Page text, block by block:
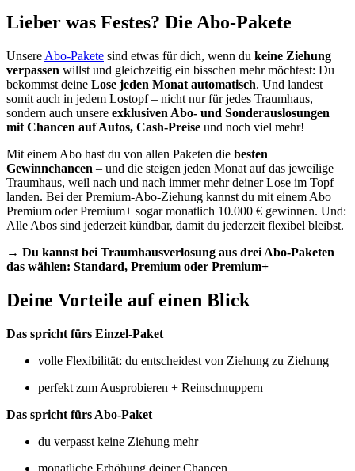
Lieber was Festes? Die Abo-Pakete
Unsere Abo-Pakete sind etwas für dich, wenn du keine Ziehung
verpassen willst und gleichzeitig ein bisschen mehr möchtest: Du
bekommst deine Lose jeden Monat automatisch. Und landest
somit auch in jedem Lostopf – nicht nur für jedes Traumhaus,
sondern auch unsere exklusiven Abo- und Sonderauslosungen
mit Chancen auf Autos, Cash-Preise und noch viel mehr!
Mit einem Abo hast du von allen Paketen die besten
Gewinnchancen – und die steigen jeden Monat auf das jeweilige
Traumhaus, weil nach und nach immer mehr deiner Lose im Topf
landen. Bei der Premium-Abo-Ziehung kannst du mit einem Abo
Premium oder Premium+ sogar monatlich 10.000 € gewinnen. Und:
Alle Abos sind jederzeit kündbar, damit du jederzeit flexibel bleibst.
→ Du kannst bei Traumhausverlosung aus drei Abo-Paketen
das wählen: Standard, Premium oder Premium+
Deine Vorteile auf einen Blick
Das spricht fürs Einzel-Paket
volle Flexibilität: du entscheidest von Ziehung zu Ziehung
perfekt zum Ausprobieren + Reinschnuppern
Das spricht fürs Abo-Paket
du verpasst keine Ziehung mehr
monatliche Erhöhung deiner Chancen